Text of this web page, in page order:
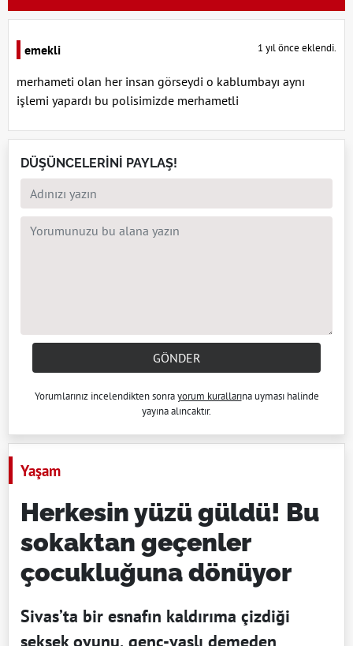
emekli 1 yıl önce eklendi.
merhameti olan her insan görseydi o kablumbayı aynı
işlemi yapardı bu polisimizde merhametli
DÜŞÜNCELERİNİ PAYLAŞ!
GÖNDER
Yorumlarınız incelendikten sonrayorum kurallarına uyması halinde
yayına alıncaktır.
Yaşam
Herkesin yüzü güldü! Bu
sokaktan geçenler
çocukluğuna dönüyor
Sivas’ta bir esnafın kaldırıma çizdiği
seksek oyunu, genç-yaşlı demeden